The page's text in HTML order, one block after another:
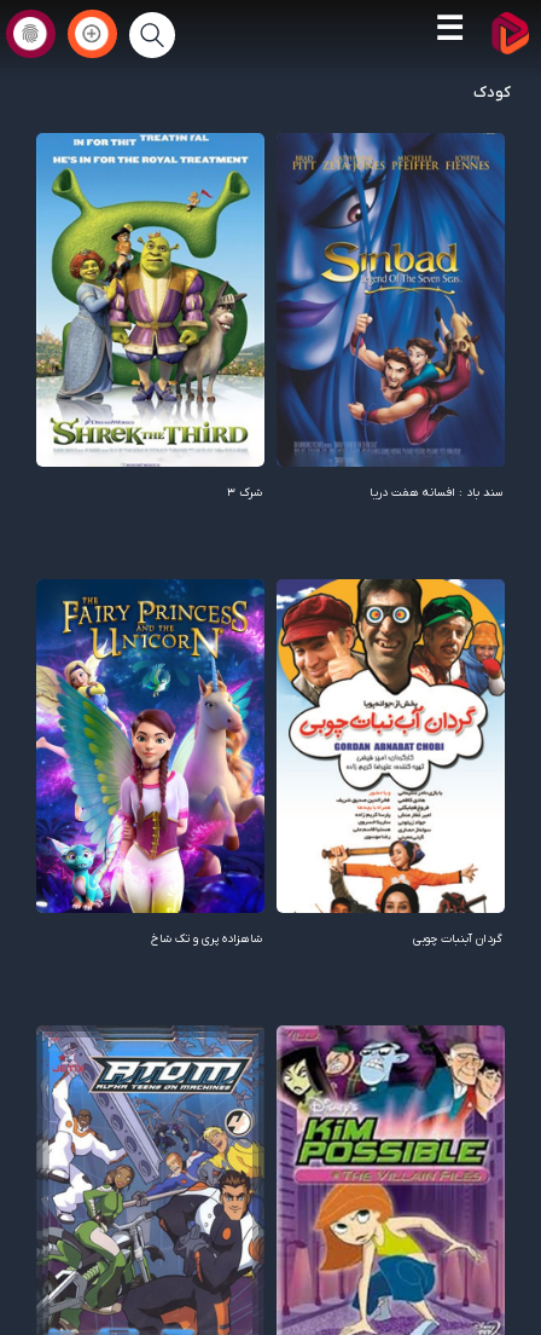
☰
کودک
سند باد : افسانه هفت دریا شرک 3
گردان آبنبات چوبی شاهزاده پری و تک شاخ